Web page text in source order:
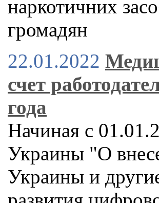
наркотичних
громадян
22.01.2022
счет
года
Начиная с
Украины "О
Украины и